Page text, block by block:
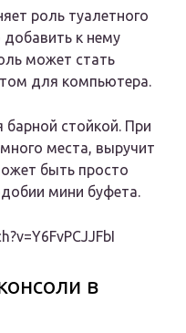
роль туалетного
к нему
может стать
для компьютера.
барной стойкой. При
места, выручит
быть просто
мини буфета.
в